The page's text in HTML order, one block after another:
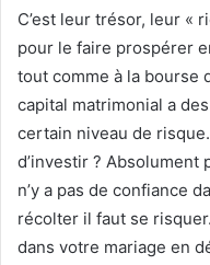
C’est leur trésor, leur «
pour le faire prospérer
tout comme à la bourse
capital matrimonial a
certain niveau de
d’investir ? Absolument
n’y a pas de confiance
récolter il faut se
dans votre mariage en